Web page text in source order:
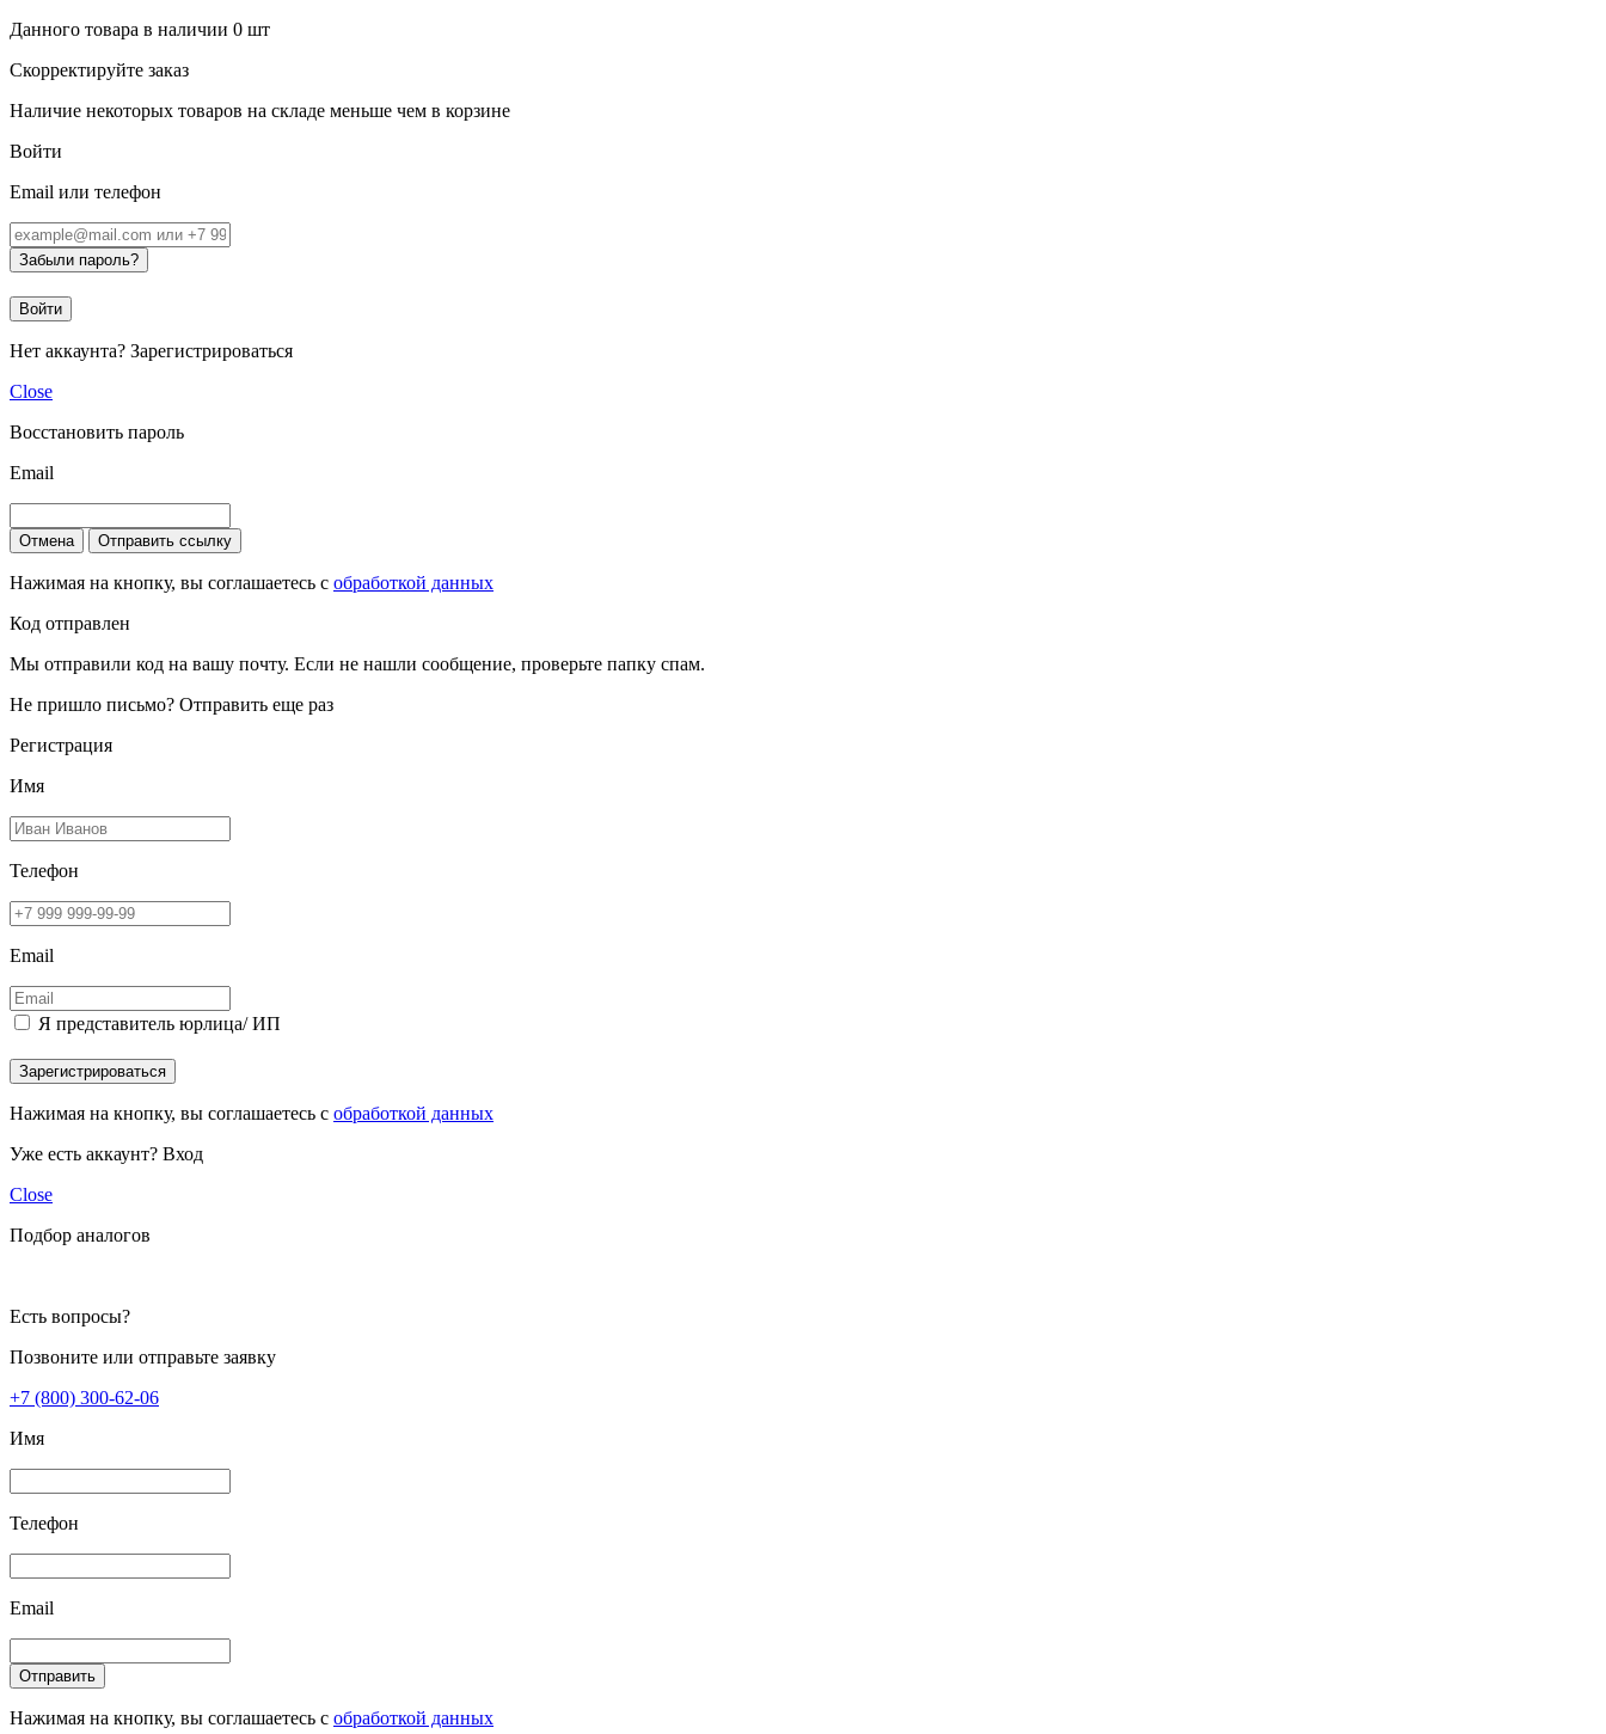
Данного товара в наличии 0 шт
Скорректируйте заказ
Наличие некоторых товаров на складе меньше чем в корзине
Войти
Email или телефон
Забыли пароль?
Войти
Нет аккаунта? Зарегистрироваться
Close
Восстановить пароль
Email
Отмена Отправить ссылку
Нажимая на кнопку, вы соглашаетесь с обработкой данных
Код отправлен
Мы отправили код на вашу почту. Если не нашли сообщение, проверьте папку спам.
Не пришло письмо? Отправить еще раз
Регистрация
Имя
Телефон
Email
Я представитель юрлица/ ИП
Зарегистрироваться
Нажимая на кнопку, вы соглашаетесь с обработкой данных
Уже есть аккаунт? Вход
Close
Подбор аналогов
Есть вопросы?
Позвоните или отправьте заявку
+7 (800) 300-62-06
Имя
Телефон
Email
Отправить
Нажимая на кнопку, вы соглашаетесь с обработкой данных